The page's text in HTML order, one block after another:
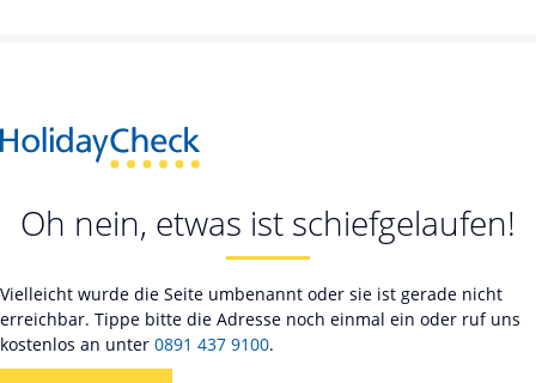
Oh nein, etwas ist schiefgelaufen!
Vielleicht wurde die Seite umbenannt oder sie ist gerade nicht
erreichbar. Tippe bitte die Adresse noch einmal ein oder ruf uns
kostenlos an unter 0891 437 9100.